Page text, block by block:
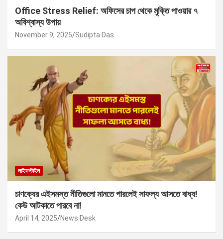
Office Stress Relief: অফিসের চাপ থেকে মুক্তি পাওয়ার ৭
অবিশ্বাস্য উপায়
November 9, 2025 Sudipta Das
লাইফস্টাইল
চাণক্যের এইসমস্ত নীতিগুলো মানতে পারলেই সাফল্য আসতে বাধ্য!
কেউ আটকাতে পারবে না!
April 14, 2025 News Desk